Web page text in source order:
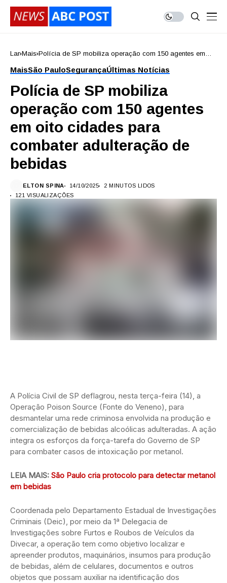
Lar Mais Polícia de SP mobiliza operação com 150 agentes em
MaisSão PauloSegurançaÚltimas Notícias
Polícia de SP mobiliza
operação com 150 agentes
em oito cidades para
combater adulteração de
bebidas
ELTON SPINA 14/10/2025
2 MINUTOS LIDOS
121 VISUALIZAÇÕES
A Polícia Civil de SP deflagrou, nesta terça-feira (14), a
Operação Poison Source (Fonte do Veneno), para
desmantelar uma rede criminosa envolvida na produção e
comercialização de bebidas alcoólicas adulteradas. A ação
integra os esforços da força-tarefa do Governo de SP
para combater casos de intoxicação por metanol.
LEIA MAIS: São Paulo cria protocolo para detectar metanol
em bebidas
Coordenada pelo Departamento Estadual de Investigações
Criminais (Deic), por meio da 1ª Delegacia de
Investigações sobre Furtos e Roubos de Veículos da
Divecar, a operação tem como objetivo localizar e
apreender produtos, maquinários, insumos para produção
de bebidas, além de celulares, documentos e outros
objetos que possam auxiliar na identificação dos